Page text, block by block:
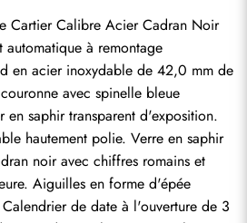
Cartier Calibre Acier Cadran Noir
à remontage
en acier inoxydable de 42,0 mm de
avec spinelle bleue
saphir transparent d'exposition.
hautement polie. Verre en saphir
noir avec chiffres romains et
Aiguilles en forme d'épée
de date à l'ouverture de 3